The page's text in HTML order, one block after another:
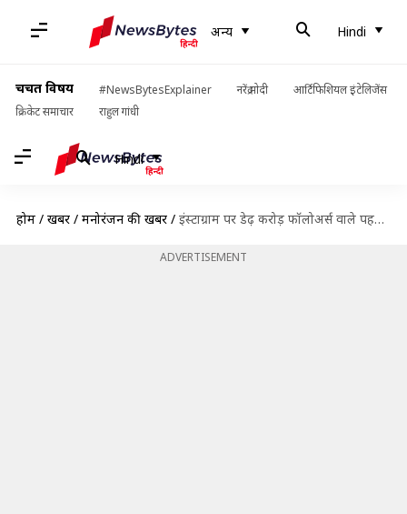
अन्य Hindi
चर्चित विषय #NewsBytesExplainer नरेंद्र मोदी
आर्टिफिशियल इंटेलिजेंस
क्रिकेट समाचार
राहुल गांधी
Hindi
होम / खबरें / मनोरंजन की खबरें / इंस्टाग्राम पर डेढ़ करोड़ फॉलोअर्स वाले पहले साउथ अभिनेता बने अल्लू अर्जुन
ADVERTISEMENT